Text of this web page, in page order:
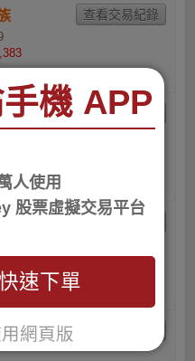
盔
金
寶貝
機 APP
人使用
股票虛擬交易平台
速下單
網頁版